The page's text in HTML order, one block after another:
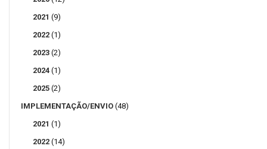
2021 (9)
2022 (1)
2023 (2)
2024 (1)
2025 (2)
IMPLEMENTAÇÃO/ENVIO (48)
2021 (1)
2022 (14)